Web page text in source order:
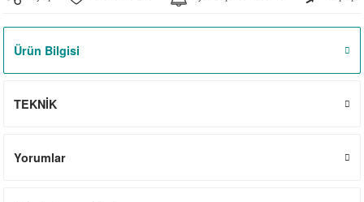
Anahtarlar
Anahtarlar
Ürün Bilgisi
TEKNİK
Yorumlar